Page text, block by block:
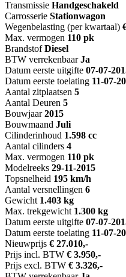
Transmissie Handgeschakeld
Carrosserie Stationwagon
Wegenbelasting (per kwartaal)
Max. vermogen 110 pk
Brandstof Diesel
BTW verrekenbaar Ja
Datum eerste uitgifte 07-07-
Datum eerste toelating 11-07-
Aantal zitplaatsen 5
Aantal Deuren 5
Bouwjaar 2015
Bouwmaand Juli
Cilinderinhoud 1.598 cc
Aantal cilinders 4
Max. vermogen 110 pk
Modelreeks 29-11-2015
Topsnelheid 195 km/h
Aantal versnellingen 6
Gewicht 1.403 kg
Max. trekgewicht 1.300 kg
Datum eerste uitgifte 07-07-
Datum eerste toelating 11-07-
Nieuwprijs € 27.010,-
Prijs incl. BTW € 3.950,-
Prijs excl. BTW € 3.326,-